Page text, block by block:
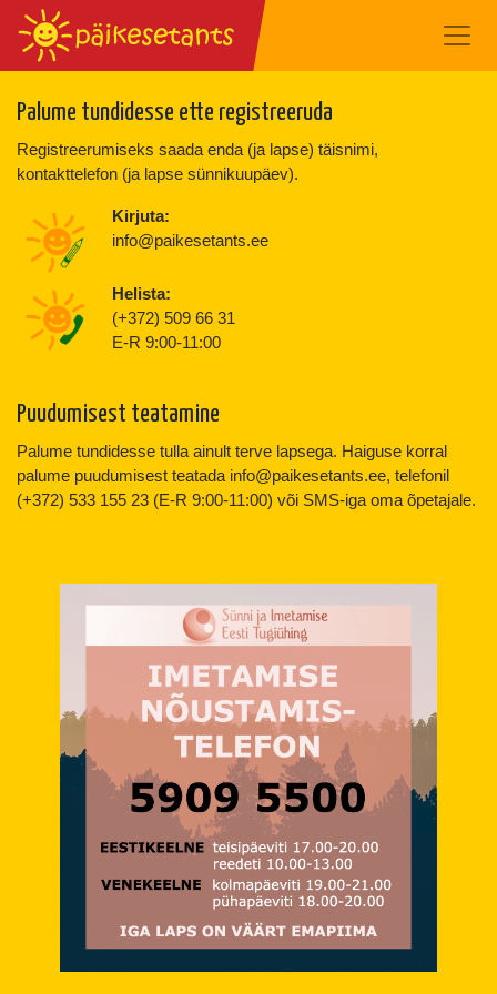
Palume tundidesse ette registreeruda
Registreerumiseks saada enda (ja lapse) täisnimi,
kontakttelefon (ja lapse sünnikuupäev).
Kirjuta:
info@paikesetants.ee
Helista:
(+372) 509 66 31
E-R 9:00-11:00
Puudumisest teatamine
Palume tundidesse tulla ainult terve lapsega. Haiguse korral
palume puudumisest teatada info@paikesetants.ee, telefonil
(+372) 533 155 23 (E-R 9:00-11:00) või SMS-iga oma õpetajale.